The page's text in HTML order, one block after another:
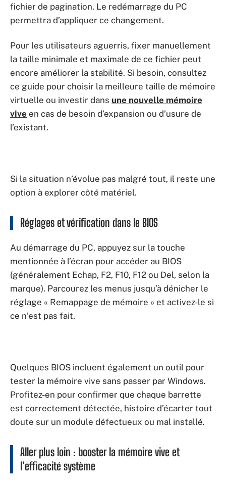
fichier de pagination. Le redémarrage du PC
permettra d’appliquer ce changement.
Pour les utilisateurs aguerris, fixer manuellement
la taille minimale et maximale de ce fichier peut
encore améliorer la stabilité. Si besoin, consultez
ce guide pour choisir la meilleure taille de mémoire
virtuelle ou investir dans une nouvelle mémoire
vive en cas de besoin d’expansion ou d’usure de
l’existant.
Si la situation n’évolue pas malgré tout, il reste une
option à explorer côté matériel.
Réglages et vérification dans le BIOS
Au démarrage du PC, appuyez sur la touche
mentionnée à l’écran pour accéder au BIOS
(généralement Echap, F2, F10, F12 ou Del, selon la
marque). Parcourez les menus jusqu’à dénicher le
réglage « Remappage de mémoire » et activez-le si
ce n’est pas fait.
Quelques BIOS incluent également un outil pour
tester la mémoire vive sans passer par Windows.
Profitez-en pour confirmer que chaque barrette
est correctement détectée, histoire d’écarter tout
doute sur un module défectueux ou mal installé.
Aller plus loin : booster la mémoire vive et
l’efficacité système